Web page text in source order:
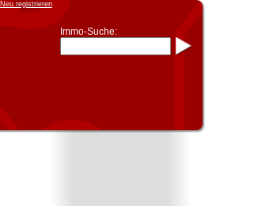
Neu registrieren
Immo-Suche: